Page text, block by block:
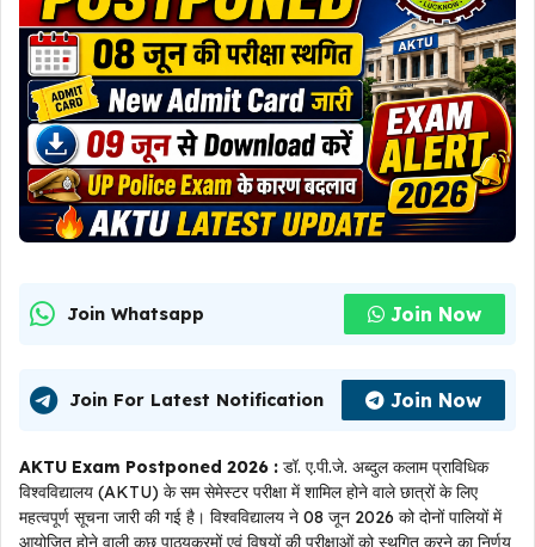
Join Whatsapp Join Now
Join For Latest Notification Join Now
AKTU Exam Postponed 2026 : डॉ. ए.पी.जे. अब्दुल कलाम प्राविधिक
विश्वविद्यालय (AKTU) के सम सेमेस्टर परीक्षा में शामिल होने वाले छात्रों के लिए
महत्वपूर्ण सूचना जारी की गई है। विश्वविद्यालय ने 08 जून 2026 को दोनों पालियों में
आयोजित होने वाली कुछ पाठ्यक्रमों एवं विषयों की परीक्षाओं को स्थगित करने का निर्णय